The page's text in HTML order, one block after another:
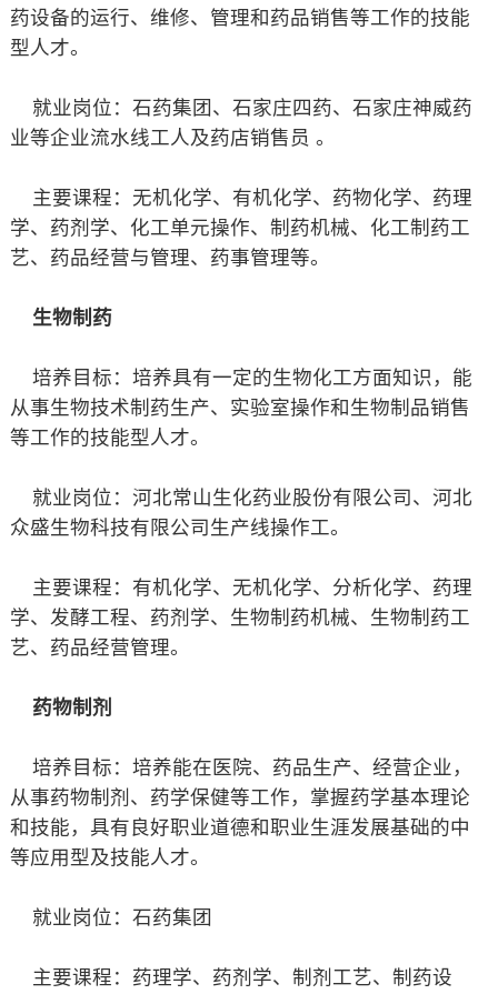
药设备的运行、维修、管理和药品销售等工作的技能
型人才。
就业岗位：石药集团、石家庄四药、石家庄神威药
业等企业流水线工人及药店销售员 。
主要课程：无机化学、有机化学、药物化学、药理
学、药剂学、化工单元操作、制药机械、化工制药工
艺、药品经营与管理、药事管理等。
生物制药
培养目标：培养具有一定的生物化工方面知识，能
从事生物技术制药生产、实验室操作和生物制品销售
等工作的技能型人才。
就业岗位：河北常山生化药业股份有限公司、河北
众盛生物科技有限公司生产线操作工。
主要课程：有机化学、无机化学、分析化学、药理
学、发酵工程、药剂学、生物制药机械、生物制药工
艺、药品经营管理。
药物制剂
培养目标：培养能在医院、药品生产、经营企业，
从事药物制剂、药学保健等工作，掌握药学基本理论
和技能，具有良好职业道德和职业生涯发展基础的中
等应用型及技能人才。
就业岗位：石药集团
主要课程：药理学、药剂学、制剂工艺、制药设